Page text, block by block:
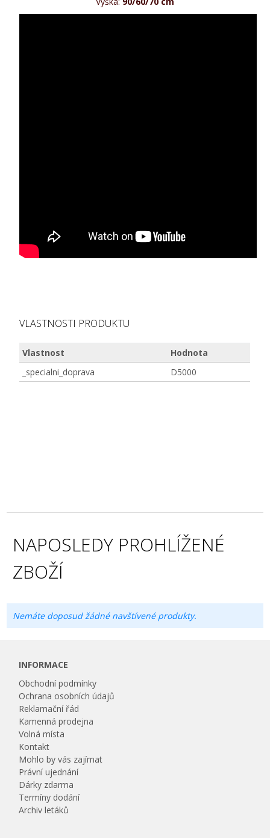
VLASTNOSTI PRODUKTU
Vlastnost
Hodnota
_specialni_doprava
D5000
NAPOSLEDY PROHLÍŽENÉ
ZBOŽÍ
Nemáte doposud žádné navštívené produkty.
INFORMACE
Obchodní podmínky
Ochrana osobních údajů
Reklamační řád
Kamenná prodejna
Volná místa
Kontakt
Mohlo by vás zajímat
Právní ujednání
Dárky zdarma
Termíny dodání
Archiv letáků